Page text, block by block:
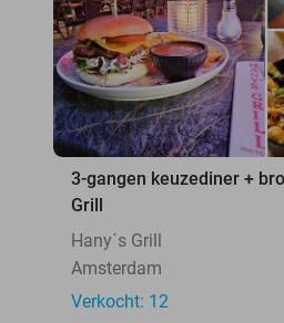
3-gangen keuzediner +
Grill
Hany´s Grill
Amsterdam
Verkocht: 12